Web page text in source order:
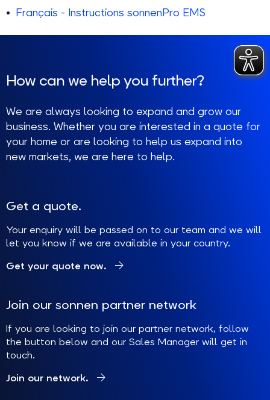
Français - Instructions sonnenPro EMS
How can we help you further?
We are always looking to expand and grow our
business. Whether you are interested in a quote for
your home or are looking to help us expand into
new markets, we are here to help.
Get a quote.
Your enquiry will be passed on to our team and we will
let you know if we are available in your country.
Get your quote now.
Join our sonnen partner network
If you are looking to join our partner network, follow
the button below and our Sales Manager will get in
touch.
Join our network.